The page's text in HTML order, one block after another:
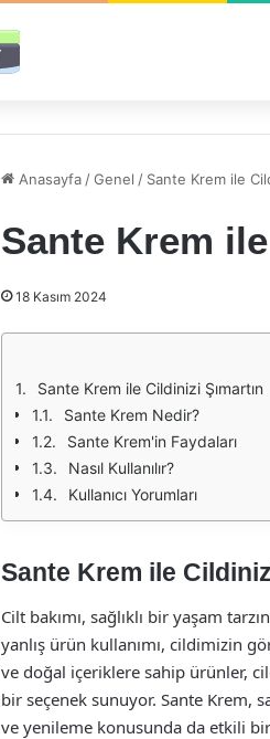
Anasayfa /Genel / Sante Krem ile
Sante Krem
18 Kasım 2024
Sante Krem ile Cildinizi Şımartın
Sante Krem Nedir?
Sante Krem'in Faydaları
Nasıl Kullanılır?
Kullanıcı Yorumları
Sante Krem ile
Cilt bakımı, sağlıklı bir yaşam
yanlış ürün kullanımı, cildimizin
ve doğal içeriklere sahip ürünler,
bir seçenek sunuyor. Sante Krem,
ve yenileme konusunda da etkili